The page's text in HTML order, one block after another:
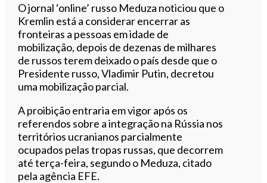
O jornal ‘online’ russo Meduza noticiou que o
Kremlin está a considerar encerrar as
fronteiras a pessoas em idade de
mobilização, depois de dezenas de milhares
de russos terem deixado o país desde que o
Presidente russo, Vladimir Putin, decretou
uma mobilização parcial.
A proibição entraria em vigor após os
referendos sobre a integração na Rússia nos
territórios ucranianos parcialmente
ocupados pelas tropas russas, que decorrem
até terça-feira, segundo o Meduza, citado
pela agência EFE.